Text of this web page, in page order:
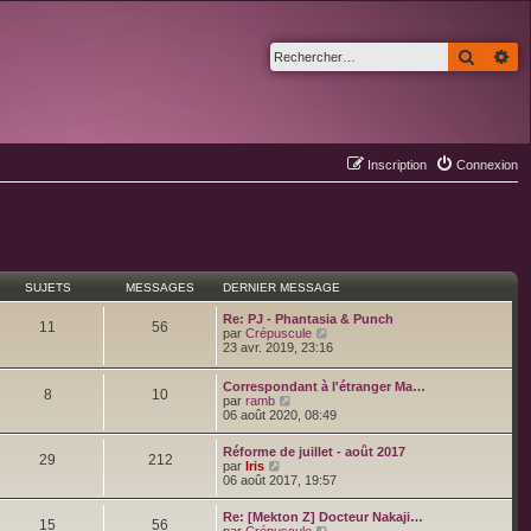
Connexion
Inscription
SUJETS MESSAGES DERNIER MESSAGE
11 56
Re: PJ - Phantasia & Punch
par Crépuscule
o
s
u
t
e
r
l
e
d
e
r
23 avr. 2019, 23:16
8 10
Correspondant à l'étranger Ma…
par ramb
o
u
t
e
r
l
06 août 2020, 08:49
29 212
Réforme de juillet - août 2017
par Iris
o
u
06 août 2017, 19:57
15 56
Re: [Mekton Z] Docteur Nakaji…